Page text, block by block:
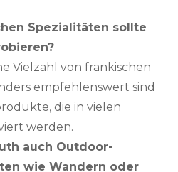
Spezialitäten sollte
Vielzahl von fränkischen
empfehlenswert sind
die in vielen
werden.
auch Outdoor-
wie Wandern oder